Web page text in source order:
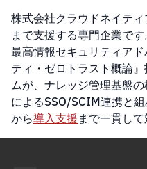
株式会社クラウドネイテ
まで支援する専門企業で
最高情報セキュリティア
ティ・ゼロトラスト概論
ムが、ナレッジ管理基盤の
によるSSO/SCIM連携と組
から導入支援まで一貫して